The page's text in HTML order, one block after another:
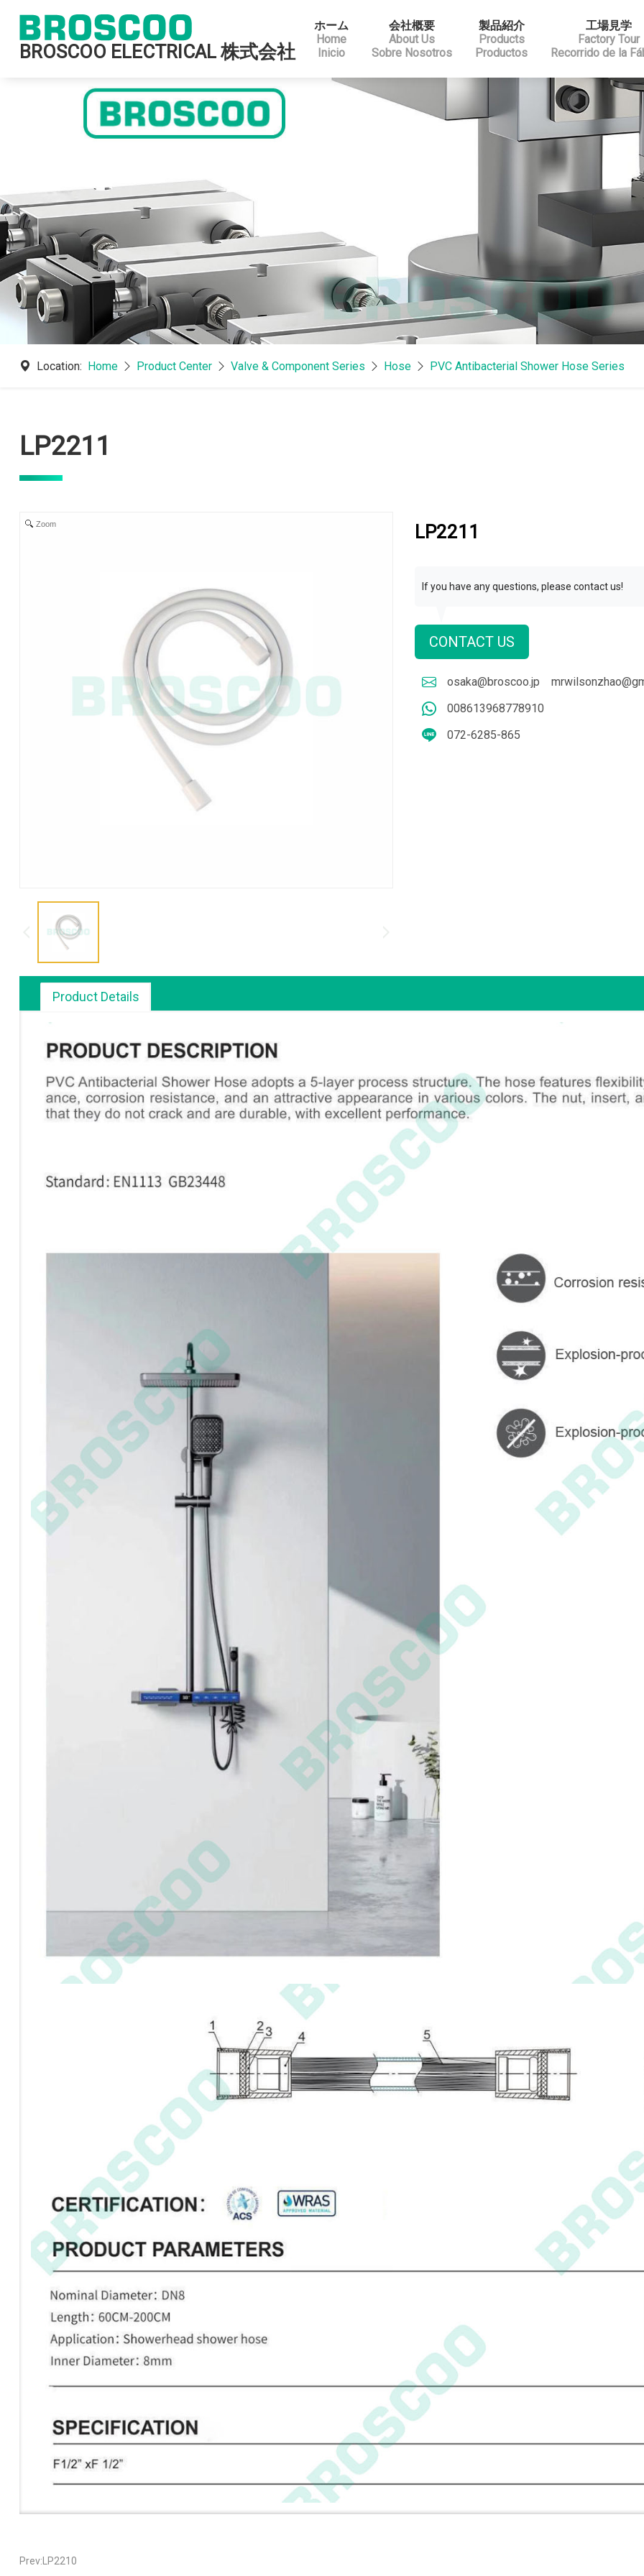
BROSCOO ELECTRICAL 株式会社
ホーム
Home
Inicio
会社概要
About Us
Sobre Nosotros
製品紹介
Products
Productos
工場見学
Factory Tour
Recorrido de la
Location: Home Product Center Valve & Component Series Hose PVC Antibacterial Shower Hose Series
LP2211
Zoom LP2211
If you have any questions, please contact us!
CONTACT US
osaka@broscoo.jp
008613968778910
072-6285-865
Product Details
Prev:LP2210